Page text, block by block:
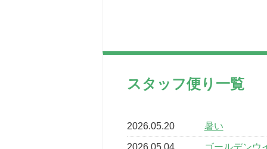
スタッフ便り一覧
2026.05.20 暑い